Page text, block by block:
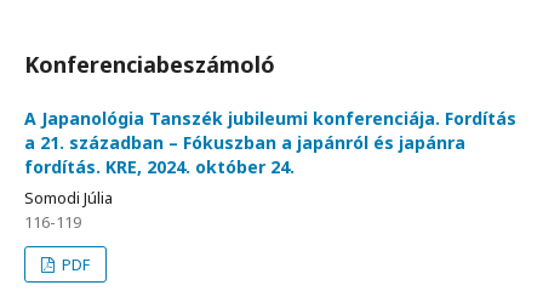
Konferenciabeszámoló
A Japanológia Tanszék jubileumi konferenciája. Fordítás
a 21. században – Fókuszban a japánról és japánra
fordítás. KRE, 2024. október 24.
Somodi Júlia
116-119
PDF